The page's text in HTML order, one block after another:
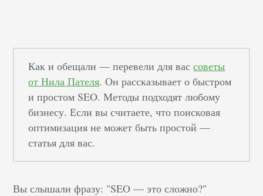
Как и обещали — перевели для вассоветы
от Нила Пателя. Он рассказывает о быстром
и простом SEO. Методы подходят любому
бизнесу. Если вы считаете, что поисковая
оптимизация не может быть простой —
статья для вас.
Вы слышали фразу: "SEO — это сложно?"